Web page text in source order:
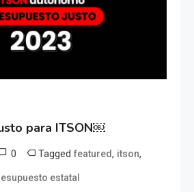
para ITSON￼
0 Tagged featured, itson,
estatal